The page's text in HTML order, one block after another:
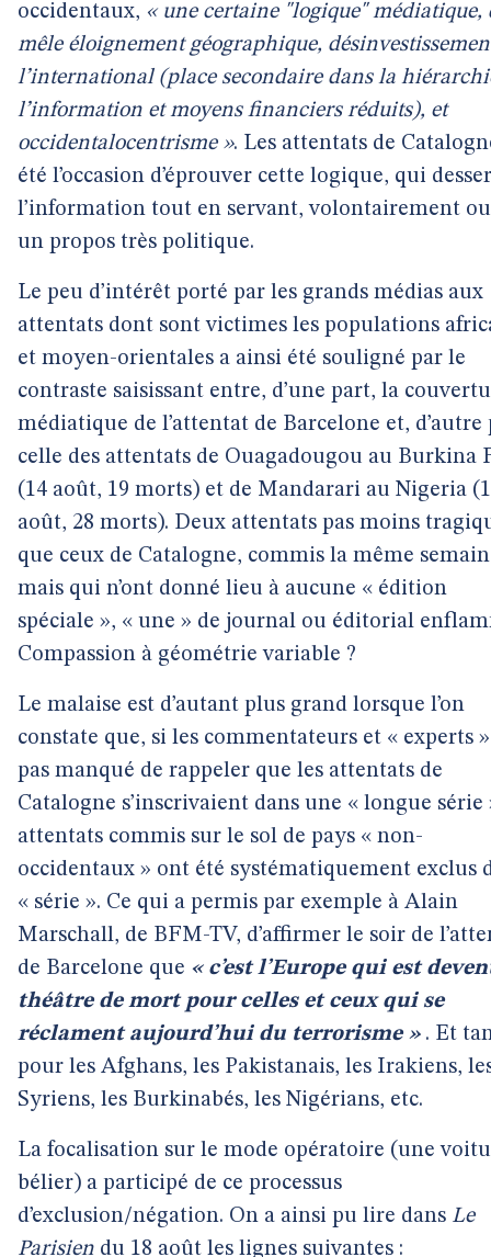
occidentaux, « une certaine "logique" médiatique,
mêle éloignement géographique,
l’international (place secondaire dans la
l’information et moyens financiers réduits), et
occidentalocentrisme ». Les attentats de
été l’occasion d’éprouver cette logique, qui
l’information tout en servant, volontairement
un propos très politique.
Le peu d’intérêt porté par les grands médias aux
attentats dont sont victimes les populations
et moyen-orientales a ainsi été souligné par le
contraste saisissant entre, d’une part, la
médiatique de l’attentat de Barcelone et, d’autre
celle des attentats de Ouagadougou au Burkina
(14 août, 19 morts) et de Mandarari au Nigeria
août, 28 morts). Deux attentats pas moins
que ceux de Catalogne, commis la même
mais qui n’ont donné lieu à aucune « édition
spéciale », « une » de journal ou éditorial
Compassion à géométrie variable ?
Le malaise est d’autant plus grand lorsque l’on
constate que, si les commentateurs et « experts »
pas manqué de rappeler que les attentats de
Catalogne s’inscrivaient dans une « longue série
attentats commis sur le sol de pays « non-
occidentaux » ont été systématiquement exclus
« série ». Ce qui a permis par exemple à Alain
Marschall, de BFM-TV, d’affirmer le soir de
de Barcelone que « c’est l’Europe qui est
théâtre de mort pour celles et ceux qui se
réclament aujourd’hui du terrorisme » . Et
pour les Afghans, les Pakistanais, les Irakiens,
Syriens, les Burkinabés, les Nigérians, etc.
La focalisation sur le mode opératoire (une
bélier) a participé de ce processus
d’exclusion/négation. On a ainsi pu lire dans Le
Parisien du 18 août les lignes suivantes :